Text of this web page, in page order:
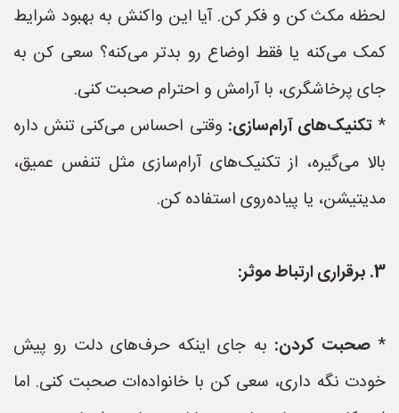
لحظه مکث کن و فکر کن. آیا این واکنش به بهبود شرایط
کمک می‌کنه یا فقط اوضاع رو بدتر می‌کنه؟ سعی کن به
جای پرخاشگری، با آرامش و احترام صحبت کنی.
*تکنیک‌های آرام‌سازی: وقتی احساس می‌کنی تنش داره
بالا می‌گیره، از تکنیک‌های آرام‌سازی مثل تنفس عمیق،
مدیتیشن، یا پیاده‌روی استفاده کن.
3. برقراری ارتباط موثر:
*صحبت کردن: به جای اینکه حرف‌های دلت رو پیش
خودت نگه داری، سعی کن با خانواده‌ات صحبت کنی. اما